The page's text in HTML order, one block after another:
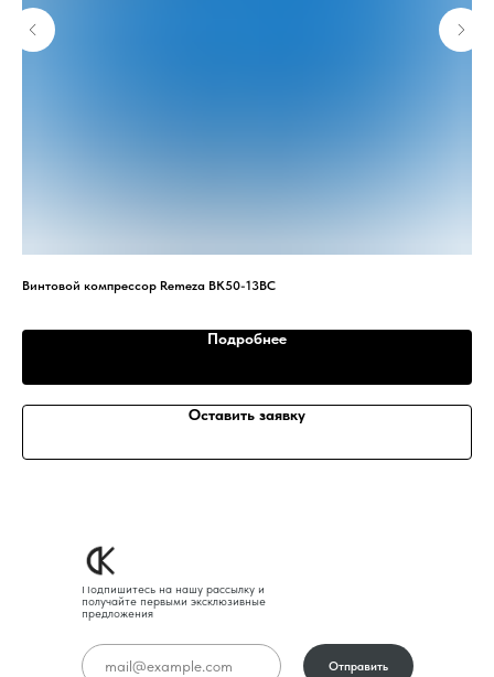
Винтовой компрессор Remeza ВК50-13ВС
Подробнее
Оставить заявку
Подпишитесь на нашу рассылку и
получайте первыми эксклюзивные
предложения
Отправить